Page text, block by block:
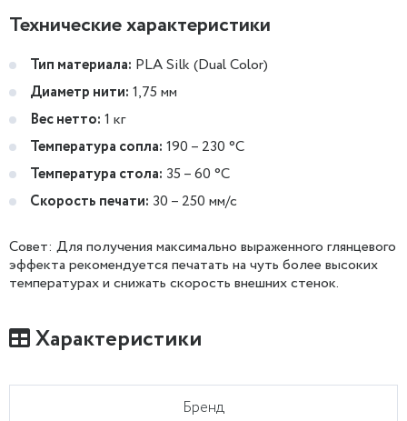
Технические характеристики
Тип материала: PLA Silk (Dual Color)
Диаметр нити: 1,75 мм
Вес нетто: 1 кг
Температура сопла: 190 – 230 °C
Температура стола: 35 – 60 °C
Скорость печати: 30 – 250 мм/с
Совет: Для получения максимально выраженного глянцевого
эффекта рекомендуется печатать на чуть более высоких
температурах и снижать скорость внешних стенок.
Характеристики
Бренд